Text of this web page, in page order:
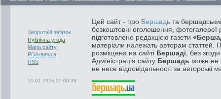
Зворотній зв'язок
Публічна угода
Мапа сайту
PDA-версія
RSS
10.01.2026 20:00:38
Цей сайт - про Бершадь та
безкоштовні оголошення, фотогалереї
підготовлено редакцією газети
матеріали належать авторам статтей.
розміщена на сайті Бершаді , без
Адміністрація сайту Бершадь може не
не несе відповідальності за авторські